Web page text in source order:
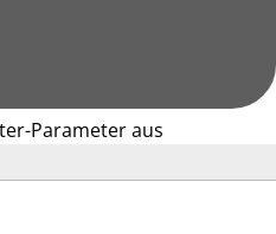
Parameter aus